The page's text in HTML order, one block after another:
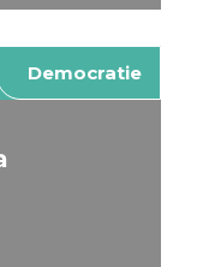
Democratie